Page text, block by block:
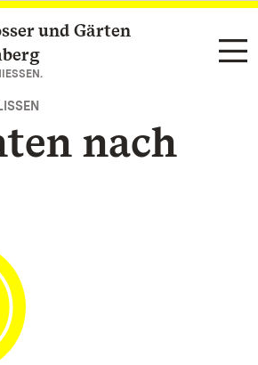
springenund Gärten
nach